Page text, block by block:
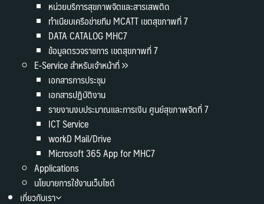
หน่วยบริการสุขภาพจิตและสารเสพติด
ทำเนียบเครือข่ายทีม MCATT เขตสุขภาพที่ 7
DATA CATALOG MHC7
ข้อมูลตรวจราชการ เขตสุขภาพที่ 7
E-Service สำหรับเจ้าหน้าที่
เอกสารการประชุม
เอกสารปฏิบัติงาน
รายงานงบประมาณและการเงิน ศูนย์สุขภาพจิตที่ 7
ICT Service
workD Mail/Drive
Microsoft 365 App for MHC7
Applications
นโยบายการใช้งานเว็บไซต์
เกี่ยวกับเรา